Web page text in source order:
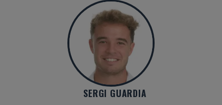
SERGI GUARDIA